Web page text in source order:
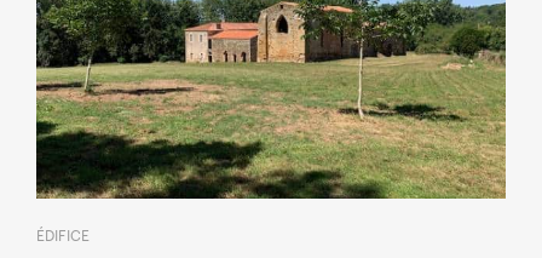
ÉDIFICE